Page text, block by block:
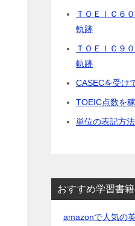
ＴＯＥＩＣ６
軌跡
ＴＯＥＩＣ９
軌跡
CASECを受け
TOEIC点数を
単位の表記方
おすすめ学習書籍
amazonで人気の